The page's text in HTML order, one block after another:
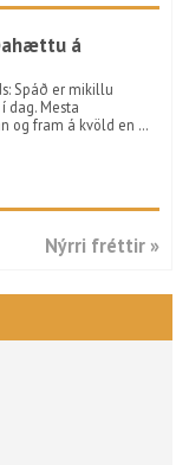
á
Spáð er mikillu
dag. Mesta
og fram á kvöld en …
Nýrri fréttir »